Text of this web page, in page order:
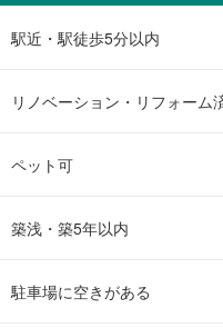
駅近・駅徒歩5分以内
リノベーション・リフォーム
ペット可
築浅・築5年以内
駐車場に空きがある